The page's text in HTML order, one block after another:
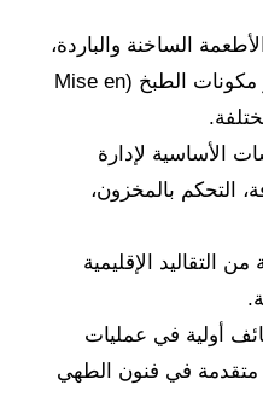
والباردة،
استخدام السكاكين، تجهيز مكونات الطبخ (Mise en
لإدارة
الإقليمية
في عمليات
فنون الطهي